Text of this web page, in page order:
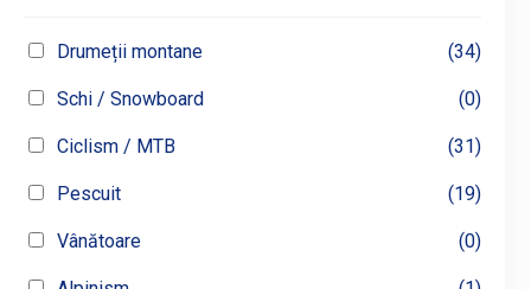
Drumeții montane (34)
Schi / Snowboard (0)
Ciclism / MTB (31)
Pescuit (19)
Vânătoare (0)